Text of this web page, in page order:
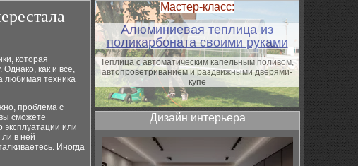
которая
как и все,
любимая техника
проблема с
сможете
эксплуатации или
в ней
Иногда
Мастер-класс:
Алюминиевая теплица из
поликарбоната своими руками
Теплица с автоматическим капельным поливом,
автопроветриванием и раздвижными дверями-
купе
Дизайн интерьера